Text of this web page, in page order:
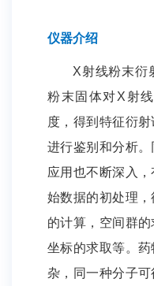
仪器介绍
X射线粉末衍
粉末固体对X射
度，得到特征衍
进行鉴别和分析
应用也不断深入
始数据的初处理
的计算，空间群
坐标的求取等。
杂，同一种分子